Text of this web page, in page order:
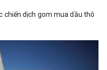
chiến dịch gom mua dầu thô